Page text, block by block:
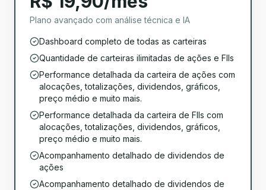
Plano avançado com análise técnica e IA
Dashboard completo de todas as carteiras
Quantidade de carteiras ilimitadas de ações e FIIs
Performance detalhada da carteira de ações com
alocações, totalizações, dividendos, gráficos,
preço médio e muito mais.
Performance detalhada da carteira de FIIs com
alocações, totalizações, dividendos, gráficos,
preço médio e muito mais.
Acompanhamento detalhado de dividendos de
ações
Acompanhamento detalhado de dividendos de